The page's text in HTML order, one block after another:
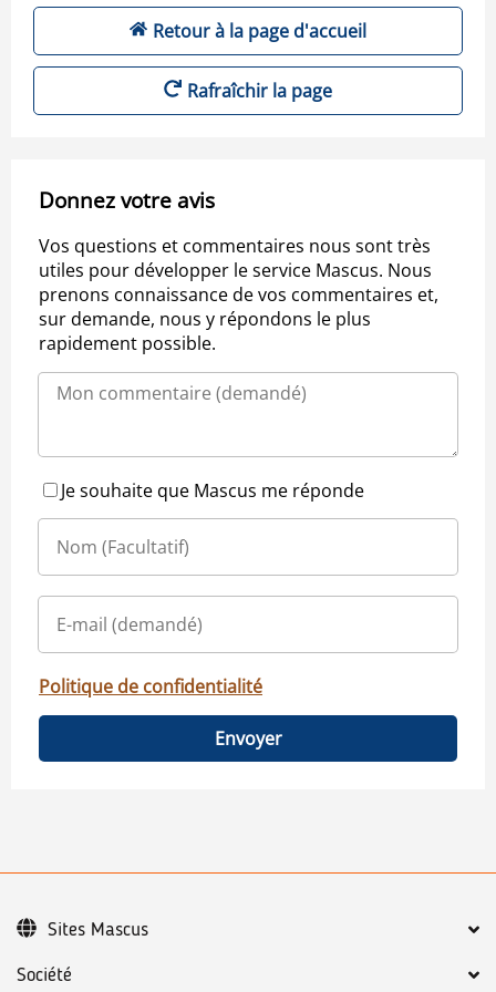
Retour à la page d'accueil
Rafraîchir la page
Donnez votre avis
Vos questions et commentaires nous sont très
utiles pour développer le service Mascus. Nous
prenons connaissance de vos commentaires et,
sur demande, nous y répondons le plus
rapidement possible.
Je souhaite que Mascus me réponde
Politique de confidentialité
Envoyer
Société
Sites Mascus